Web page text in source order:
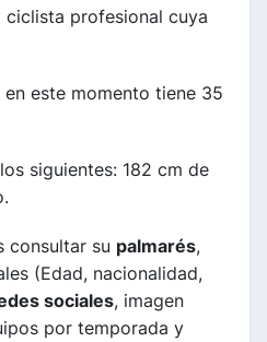
ciclista profesional cuya
este momento tiene 35
siguientes: 182 cm de
consultar su palmarés,
(Edad, nacionalidad,
sociales, imagen
por temporada y